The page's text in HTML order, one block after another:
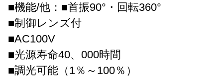
■機能/他：■首振90°・回転360°
■制御レンズ付
■AC100V
■光源寿命40、000時間
■調光可能（1％～100％）